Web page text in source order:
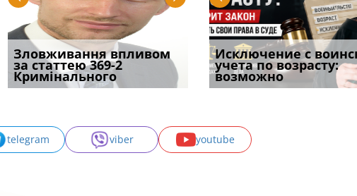
Якщо суд встановив для
відшкодування шкоди
наявніс
Документи, на яких не
проставляється
апостиль: пер
Зловживання впливом
за статтею 369-2
Кримінального
Переоформлення
відстрочки за іншою
підставою: нов
Особливості захисту у
кримінальному
провадженні: я
Исключение с
учета по возрасту:
возможно
Восьмий ААС
підтвердив, що
може скас
telegram viber youtube